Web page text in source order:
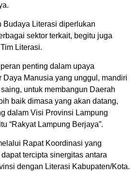
Budaya Literasi diperlukan
sektor terkait, begitu juga
Literasi.
penting dalam upaya
Daya Manusia yang unggul, mandiri
untuk membangun Daerah
baik dimasa yang akan datang,
dalam Visi Provinsi Lampung
“Rakyat Lampung Berjaya”.
Rapat Koordinasi yang
tercipta sinergitas antara
dengan Literasi Kabupaten/Kota.